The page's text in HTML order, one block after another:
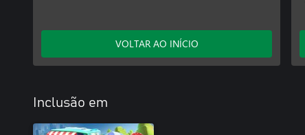
VOLTAR AO INÍCIO
Inclusão em